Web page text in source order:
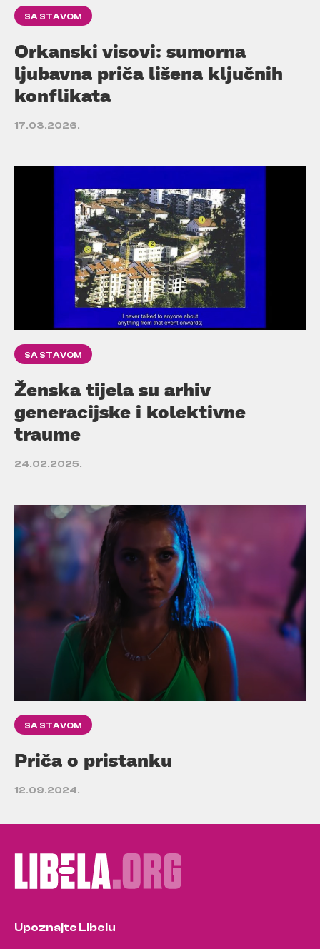
SA STAVOM
Orkanski visovi: sumorna
ljubavna priča lišena ključnih
konflikata
17.03.2026.
SA STAVOM
Ženska tijela su arhiv
generacijske i kolektivne
traume
24.02.2025.
SA STAVOM
Priča o pristanku
12.09.2024.
Upoznajte Libelu